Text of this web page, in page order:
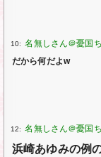
10:
だから何だよw
12:
浜崎あゆみの例